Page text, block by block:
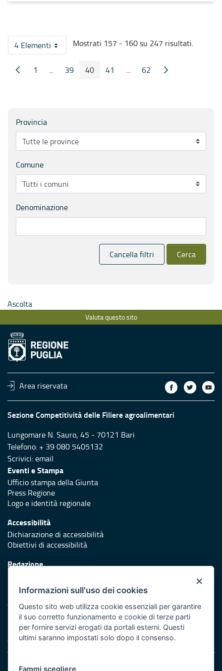
4 ElementiPer pagina
Mostrati 157 - 160 su 247 risultati.
Pagina Precedente
Pagina
1 ...
Pagine intermedie
Pagina
39 Pagina
40 Pagina
41 ...
Pagine intermedie
Pagina
62 Pagina Seguente
Provincia
Comune
Denominazione
Cancella filtri Cerca
Ascolta
Valuta questo sito
Area riservata
Sezione Competitività delle Filiere agroalimentari
Lungomare N. Sauro, 45 - 70121 Bari
Telefono: + 39 080 5405132
Scrivici:email
Eventi e Stampa
Ufficio stampa della Giunta
Press Regione
Logo e identità regionale
Accessibilità
Dichiarazione di accessibilità
Obiettivi di accessibilità
Redazione
Protezione civile
Vai al sito di Protezione Civile Puglia
Iniziativa finanziata con risorse del POR Puglia 2014/2020 -
Asse XI
Note legali
×
Informazioni sull'uso dei cookies
Questo sito web utilizza cookie essenziali per garantire
il suo corretto funzionamento e cookie di terze parti
per fornire servizi erogati da portali esterni. Questi
ultimi saranno impostati solo dopo il consenso.
Fammi scegliere